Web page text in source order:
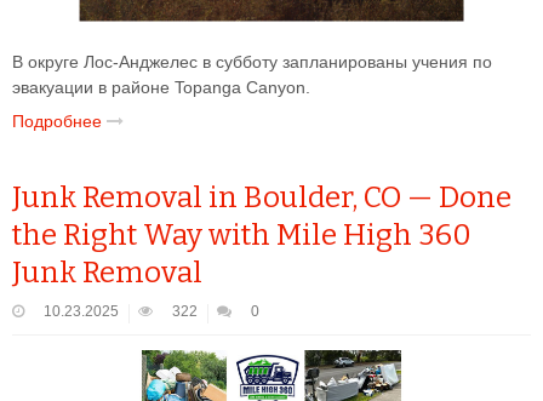
В округе Лос-Анджелес в субботу запланированы учения по
эвакуации в районе Topanga Canyon.
Подробнее
Junk Removal in Boulder, CO — Done
the Right Way with Mile High 360
Junk Removal
10.23.2025 322 0